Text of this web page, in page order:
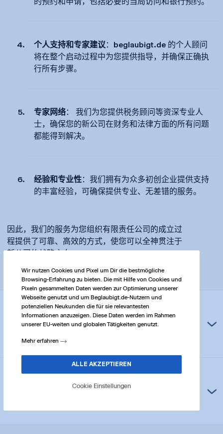
个人支持和专家建议：beglaubigt.de 的个人顾问
将在整个启动过程中为您提供指导，并确保正确执
行所有步骤。
专家网络： 我们为您提供税务顾问等资深专业人
士，确保您的新公司在财务和法律方面的所有问题
都能得到解决。
经验和专业性：我们拥有为众多初创企业提供支持
的丰富经验，可确保提供专业、无差错的服务。
因此，我们的服务为您组织有限责任公司的成立过
程提供了可靠、高效的方式，使您可以全神贯注于
新公司的战略方向。
在 beglaubigt.de 创建公司还会产生哪些费
用？
通过 beglaubigt.de 创建 GmbH 无需额外费用，除
非您选择提供特殊服务或额外支持的可选附加套
beglaubigt.de 的所有价格都是透明的，并且只针
有可能完全在网上建立一个有限责任公司
Wir nutzen Cookies und Pixel um Dir die bestmögliche
Browsing-Erfahrung zu bieten. Die mit Hilfe von Cookies und
Pixeln gesammelten Daten werden zur Optimierung unserer
Webseite genutzt und um Beglaubigt.de-Nutzern und
potenziellen Neukunden die für sie relevantesten
Informationen anzuzeigen. Diese Daten werden im Rahmen
unserer EU-weiten und globalen Tätigkeiten genutzt.
Mehr erfahren
ALLE AKZEPTIEREN
Cookie Einstellungen